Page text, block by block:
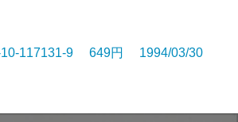
117131-9 649円 1994/03/30